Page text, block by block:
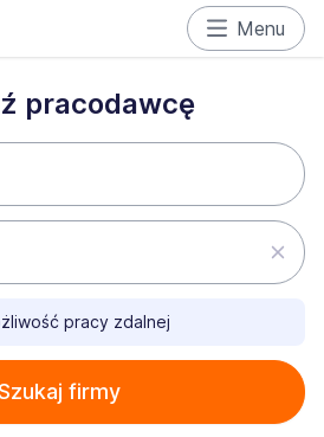
Menu
pracodawcę
pracy zdalnej
firmy